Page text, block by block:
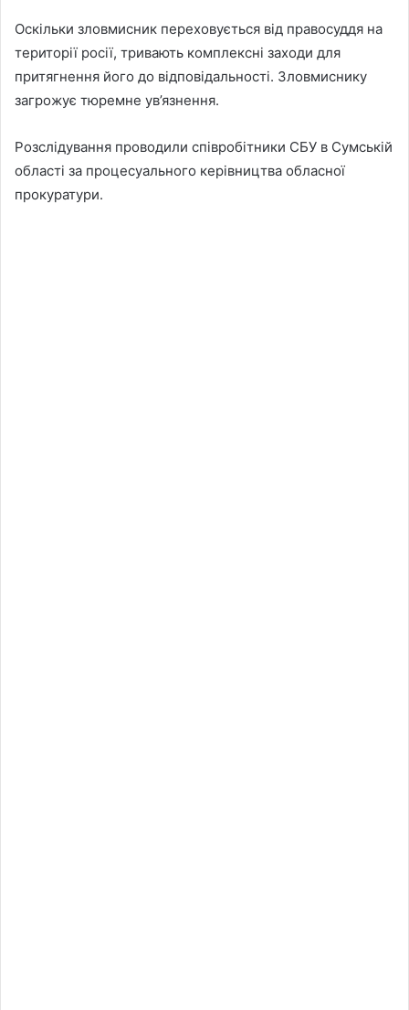
Оскільки зловмисник переховується від правосуддя на
території росії, тривають комплексні заходи для
притягнення його до відповідальності. Зловмиснику
загрожує тюремне ув’язнення.
Розслідування проводили співробітники СБУ в Сумській
області за процесуального керівництва обласної
прокуратури.